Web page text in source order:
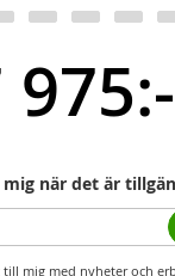
975:-
mig när det är
till mig med nyheter och